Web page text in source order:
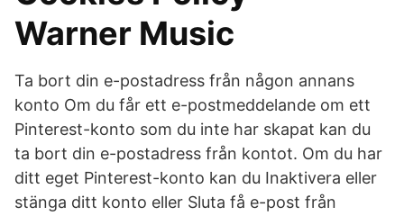
Warner Music
Ta bort din e-postadress från någon annans
konto Om du får ett e-postmeddelande om ett
Pinterest-konto som du inte har skapat kan du
ta bort din e-postadress från kontot. Om du har
ditt eget Pinterest-konto kan du Inaktivera eller
stänga ditt konto eller Sluta få e-post från